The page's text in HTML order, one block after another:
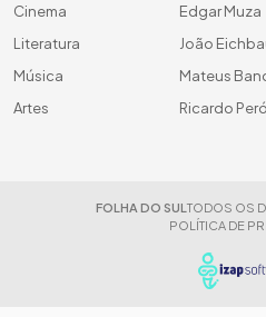
Cinema
Literatura
Música
Artes
Edgar Muza
João
Mateus
Ricardo
FOLHA DO SUL TODOS OS
POLÍTICA DE